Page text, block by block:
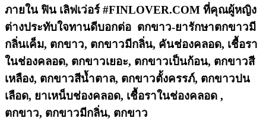
ภายใน ฟิน เลิฟเว่อร์ #FINLOVER.COM ที่คุณผู้หญิง
ต่างประทับใจทานดีบอกต่อ ตกขาว-ยารักษาตกขาวมี
กลิ่นเค็ม, ตกขาว, ตกขาวมีกลิ่น, คันช่องคลอด, เชื้อรา
ในช่องคลอด, ตกขาวเยอะ, ตกขาวเป็นก้อน, ตกขาวสี
เหลือง, ตกขาวสีน้ำตาล, ตกขาวตั้งครรภ์, ตกขาวปน
เลือด, ยาเหน็บช่องคลอด, เชื้อราในช่องคลอด ,
ตกขาว, ตกขาวมีกลิ่น, ตกขาว